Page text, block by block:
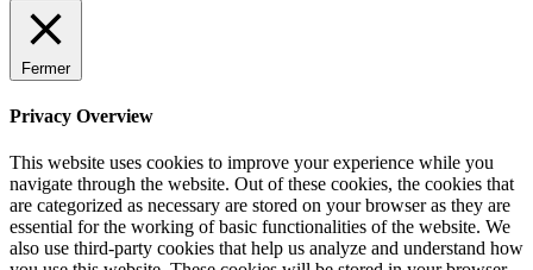
Fermer
Privacy Overview
This website uses cookies to improve your experience while you
navigate through the website. Out of these cookies, the cookies that
are categorized as necessary are stored on your browser as they are
essential for the working of basic functionalities of the website. We
also use third-party cookies that help us analyze and understand how